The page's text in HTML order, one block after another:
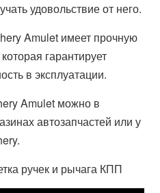
удовольствие от него.
Amulet имеет прочную
гарантирует
в эксплуатации.
Amulet можно в
автозапчастей или у
ручек и рычага КПП